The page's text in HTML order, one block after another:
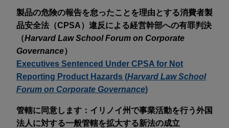
製品の危険の報告を怠ったことを理由とする消費者製
品安全法（CPSA）違反による経営幹部への有罪判決
（Harvard Law School Forum on Corporate
Governance）
Executives Sentenced Under CPSA for Not
Reporting Product Hazards (Harvard Law School
Forum on Corporate Governance)
管轄に同意します：イリノイ州で事業活動を行う外国
法人に対する一般管轄を拡大する新法の成立